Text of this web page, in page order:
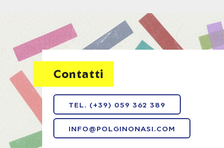
Contatti
TEL. (+39) 059 362 389
INFO@POLGINONASI.COM